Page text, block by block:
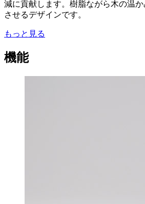
減に貢献します。樹脂ながら木の温
させるデザインです。
もっと見る
機能